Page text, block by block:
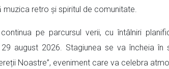
muzica retro și spiritul de comunitate.
pe parcursul verii, cu întâlniri
august 2026. Stagiunea se va încheia în
Noastre”, eveniment care va celebra